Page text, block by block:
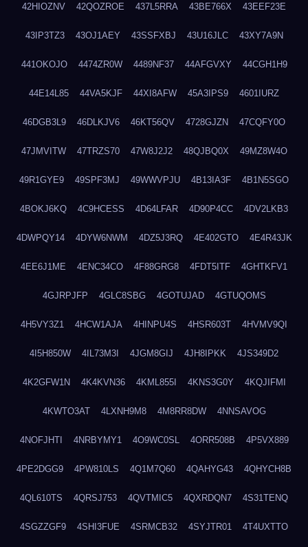
42HIOZNV 42QOZROE 437L5RRA 43BE766X 43EEF23E
43IP3TZ3 43OJ1AEY 43SSFXBJ 43U16JLC 43XY7A9N
441OKOJO 4474ZR0W 4489NF37 44AFGVXY 44CGH1H9
44E14L85 44VA5KJF 44XI8AFW 45A3IPS9 4601IURZ
46DGB3L9 46DLKJV6 46KT56QV 4728GJZN 47CQFY0O
47JMVITW 47TRZS70 47W8J2J2 48QJBQ0X 49MZ8W4O
49R1GYE9 49SPF3MJ 49WWVPJU 4B13IA3F 4B1N5SGO
4BOKJ6KQ 4C9HCESS 4D64LFAR 4D90P4CC 4DV2LKB3
4DWPQY14 4DYW6NWM 4DZ5J3RQ 4E402GTO 4E4R43JK
4EE6J1ME 4ENC34CO 4F88GRG8 4FDT5ITF 4GHTKFV1
4GJRPJFP 4GLC8SBG 4GOTUJAD 4GTUQOMS
4H5VY3Z1 4HCW1AJA 4HINPU4S 4HSR603T 4HVMV9QI
4I5H850W 4IL73M3I 4JGM8GIJ 4JH8IPKK 4JS349D2
4K2GFW1N 4K4KVN36 4KML855I 4KNS3G0Y 4KQJIFMI
4KWTO3AT 4LXNH9M8 4M8RR8DW 4NNSAVOG
4NOFJHTI 4NRBYMY1 4O9WC0SL 4ORR508B 4P5VX889
4PE2DGG9 4PW810LS 4Q1M7Q60 4QAHYG43 4QHYCH8B
4QL610TS 4QRSJ753 4QVTMIC5 4QXRDQN7 4S31TENQ
4SGZZGF9 4SHI3FUE 4SRMCB32 4SYJTR01 4T4UXTTO